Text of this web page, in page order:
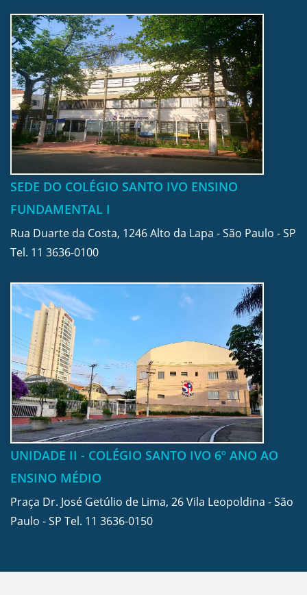
SEDE DO COLÉGIO SANTO IVO ENSINO
FUNDAMENTAL I
Rua Duarte da Costa, 1246 Alto da Lapa - São Paulo - SP
Tel. 11 3636-0100
UNIDADE II - COLÉGIO SANTO IVO 6º ANO AO
ENSINO MÉDIO
Praça Dr. José Getúlio de Lima, 26 Vila Leopoldina - São
Paulo - SP Tel. 11 3636-0150